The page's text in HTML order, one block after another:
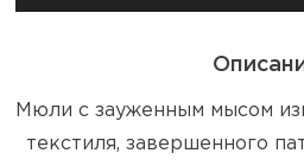
Мюли с зауженным мысом
текстиля, завершенного